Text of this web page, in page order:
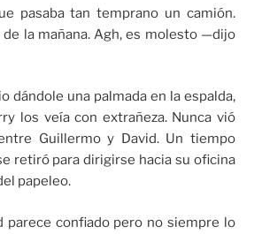
pasaba tan temprano un camión.
de la mañana. Agh, es molesto —dijo
dándole una palmada en la espalda,
los veía con extrañeza. Nunca vió
Guillermo y David. Un tiempo
retiró para dirigirse hacia su oficina
papeleo.
parece confiado pero no siempre lo